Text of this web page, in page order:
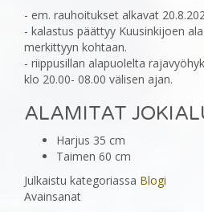
- em. rauhoitukset alkavat
- kalastus päättyy Kuusinkijoen
merkittyyn kohtaan.
- riippusillan alapuolelta
klo 20.00- 08.00 välisen ajan.
ALAMITAT
Harjus 35 cm
Taimen 60 cm
Julkaistu kategoriassa Blogi
Avainsanat